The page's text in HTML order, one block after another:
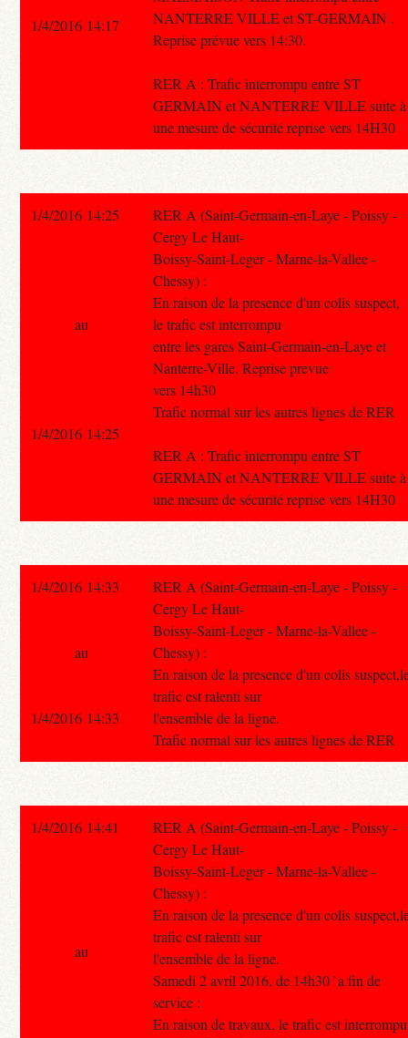
NANTERRE VILLE et ST-GERMAIN .
Reprise prévue vers 14:30.
RER A : Trafic interrompu entre ST
GERMAIN et NANTERRE VILLE suite à
une mesure de sécurité reprise vers 14H30
1/4/2016 14:17
1/4/2016 14:25
RER A (Saint-Germain-en-Laye - Poissy -
Cergy Le Haut-
Boissy-Saint-Leger - Marne-la-Vallee -
Chessy) :
En raison de la presence d'un colis suspect,
le trafic est interrompu
entre les gares Saint-Germain-en-Laye et
Nanterre-Ville. Reprise prevue
vers 14h30
Trafic normal sur les autres lignes de RER
RER A : Trafic interrompu entre ST
GERMAIN et NANTERRE VILLE suite à
une mesure de sécurité reprise vers 14H30
au
1/4/2016 14:25
1/4/2016 14:33
RER A (Saint-Germain-en-Laye - Poissy -
Cergy Le Haut-
Boissy-Saint-Leger - Marne-la-Vallee -
Chessy) :
En raison de la presence d'un colis
trafic est ralenti sur
l'ensemble de la ligne.
Trafic normal sur les autres lignes de RER
au
1/4/2016 14:33
1/4/2016 14:41
RER A (Saint-Germain-en-Laye - Poissy -
Cergy Le Haut-
Boissy-Saint-Leger - Marne-la-Vallee -
Chessy) :
En raison de la presence d'un colis
trafic est ralenti sur
l'ensemble de la ligne.
Samedi 2 avril 2016, de 14h30 `a fin de
service :
En raison de travaux, le trafic est interrompu
au